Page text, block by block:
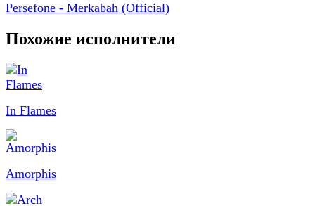
Persefone - Merkabah (Official)
Похожие исполнители
In Flames
Amorphis